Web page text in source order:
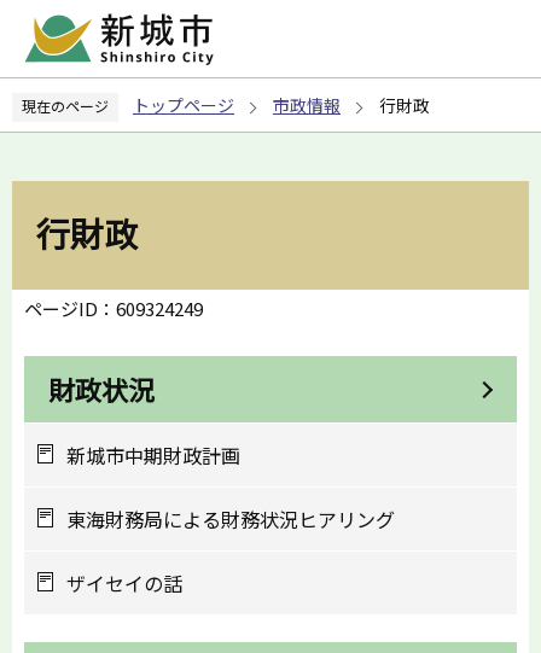
ペ
の
現在のページ トップページ 市政情報 行財政
行財政
ページID：609324249
財政状況
新城市中期財政計画
東海財務局による財務状況ヒアリング
ザイセイの話